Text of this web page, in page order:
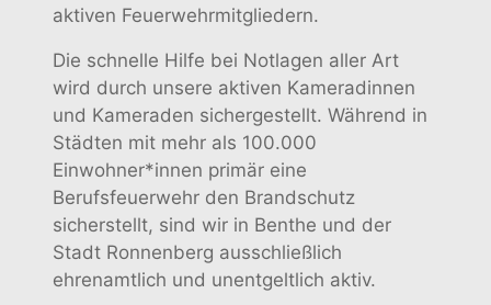
aktiven Feuerwehrmitgliedern.
Die schnelle Hilfe bei Notlagen aller Art
wird durch unsere aktiven Kameradinnen
und Kameraden sichergestellt. Während in
Städten mit mehr als 100.000
Einwohner*innen primär eine
Berufsfeuerwehr den Brandschutz
sicherstellt, sind wir in Benthe und der
Stadt Ronnenberg ausschließlich
ehrenamtlich und unentgeltlich aktiv.